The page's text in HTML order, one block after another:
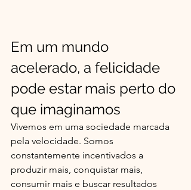
Em um mundo
acelerado, a felicidade
pode estar mais perto do
que imaginamos
Vivemos em uma sociedade marcada
pela velocidade. Somos
constantemente incentivados a
produzir mais, conquistar mais,
consumir mais e buscar resultados